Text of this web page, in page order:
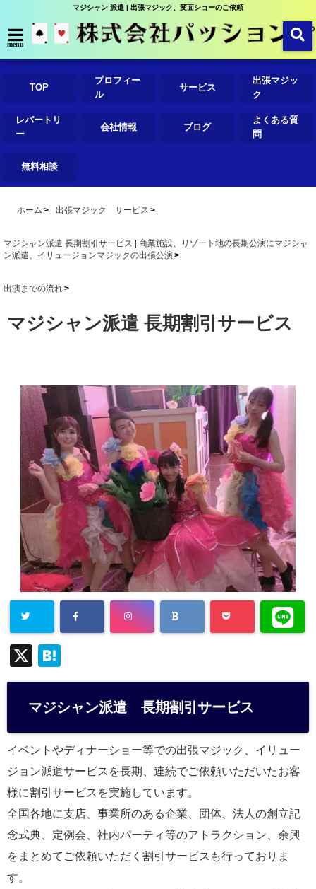
マジシャン 派遣 | 出張マジック、変面ショーのご依頼
menu
TOP
プロフィー
ル
サービス
出張マジッ
ク
レパートリ
ー
会社情報 ブログ
よくある質
問
無料相談
ホーム 出張マジック サービス
マジシャン派遣 長期割引サービス | 商業施設、リゾート地の長期公演にマジシャ
ン派遣、イリュージョンマジックの出張公演
出演までの流れ
マジシャン派遣 長期割引サービス
X
at
e
a
マジシャン派遣 長期割引サービス
イベントやディナーショー等での出張マジック、イリュー
ジョン派遣サービスを長期、連続でご依頼いただいたお客
様に割引サービスを実施しています。
全国各地に支店、事業所のある企業、団体、法人の創立記
念式典、定例会、社内パーティ等のアトラクション、余興
をまとめてご依頼いただく割引サービスも行っておりま
す。